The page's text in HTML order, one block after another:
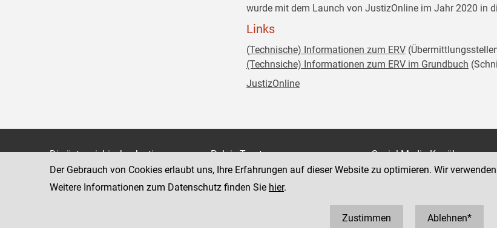
wurde mit dem Launch von JustizOnline im Jahr 2020 in
Links
(Technische) Informationen zum ERV
(Technsiche) Informationen zum ERV im Grundbuch (
JustizOnline
Die österreichische Justiz
Bundesministerium für Justiz
justiz.gv.at
Palais Trautson
Museumstraße 7
1070 Wien
Social Media Kanäle
der Justiz und des BMJ
Der Gebrauch von Cookies erlaubt uns, Ihre Erfahrungen auf dieser Website zu optimieren. Wir
Weitere Informationen zum Datenschutz finden Sie hier.
Zustimmen Ablehnen*